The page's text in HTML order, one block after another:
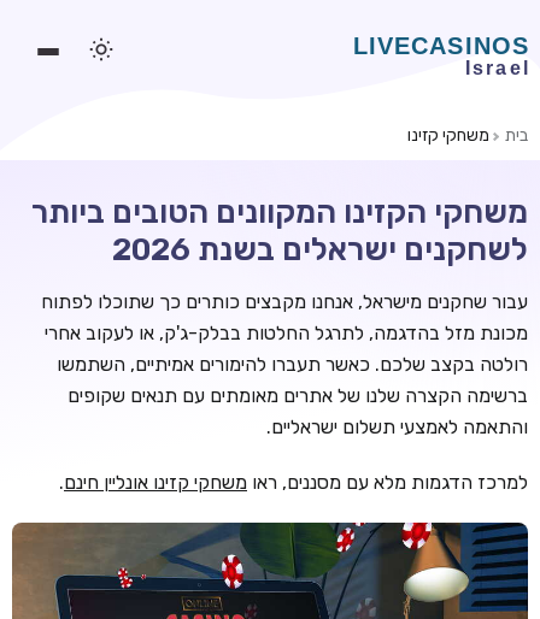
משחקים חינמיים
סלוטים אונליין
מדריכי קזינו
מונדיאל 2026 הימורים
בלאקג'ק אונליין
וידאו פוקר
בונוסים בקזינו אונליין
קזינו קריפטו
בית משחקי קזינו
משחקי הקזינו המקוונים הטובים ביותר
לשחקנים ישראלים בשנת 2026
עבור שחקנים מישראל, אנחנו מקבצים כותרים כך שתוכלו לפתוח
מכונת מזל בהדגמה, לתרגל החלטות בבלק-ג'ק, או לעקוב אחרי
רולטה בקצב שלכם. כאשר תעברו להימורים אמיתיים, השתמשו
ברשימה הקצרה שלנו של אתרים מאומתים עם תנאים שקופים
והתאמה לאמצעי תשלום ישראליים.
למרכז הדגמות מלא עם מסננים, ראו משחקי קזינו אונליין חינם.